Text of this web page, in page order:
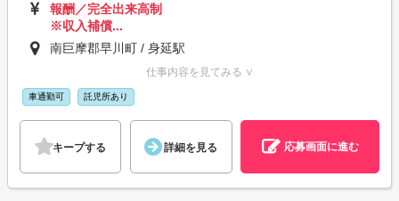
報酬／完全出来高制
※収入補償...
南巨摩郡早川町 / 身延駅
仕事内容を見てみる ∨
車通勤可 託児所あり
キープする 詳細を見る 応募画面に進む